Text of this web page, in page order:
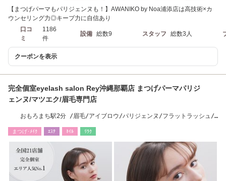
【まつげパーマもパリジェンヌも！】AWANIKO by Noa浦添店は高技術×カ
ウンセリング力◎キープ力に自信あり
口コ
ミ
1186
件
設備 総数9 スタッフ 総数3人
クーポンを表示
完全個室eyelash salon Rey沖縄那覇店 まつげパーマパリジ
ェンヌ/マツエク/眉毛専門店
おもろまち駅2分 /眉毛/アイブロウ/パリジェンヌ/フラットラッシュ/
まつげ･ﾒｲｸ ｴｽﾃ ﾈｲﾙ ﾘﾗｸ